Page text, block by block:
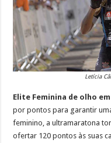
Letícia
Elite Feminina de olho
por pontos para garantir
feminino, a ultramaratona
ofertar 120 pontos às suas